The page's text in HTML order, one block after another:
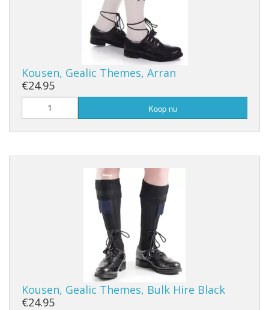
Kousen, Gealic Themes, Arran
€24.95
Koop nu
Kousen, Gealic Themes, Bulk Hire Black
€24.95